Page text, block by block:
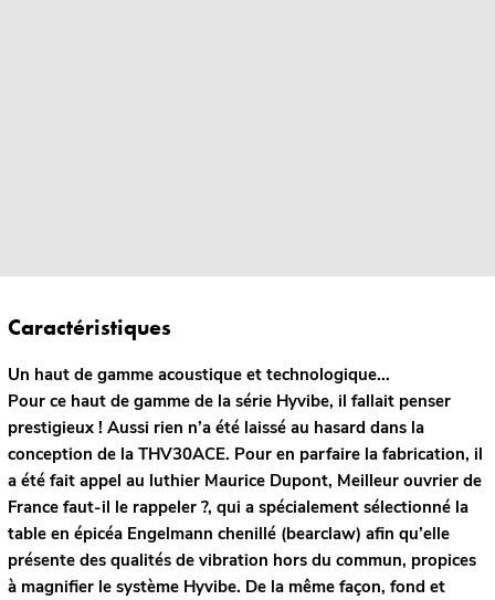
Caractéristiques
Un haut de gamme acoustique et technologique...
Pour ce haut de gamme de la série Hyvibe, il fallait penser
prestigieux ! Aussi rien n’a été laissé au hasard dans la
conception de la THV30ACE. Pour en parfaire la fabrication, il
a été fait appel au luthier Maurice Dupont, Meilleur ouvrier de
France faut-il le rappeler ?, qui a spécialement sélectionné la
table en épicéa Engelmann chenillé (bearclaw) afin qu’elle
présente des qualités de vibration hors du commun, propices
à magnifier le système Hyvibe. De la même façon, fond et